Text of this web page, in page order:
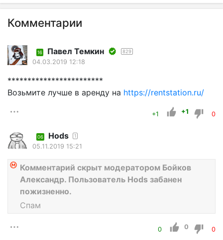
Комментарии
16 Павел Темкин 829
04.03.2019 12:18
************************
Возьмите лучше в аренду на https://rentstation.ru/
+1 +1 0
06 Hods 1
05.11.2019 15:21
Комментарий скрыт модератором Бойков
Александр. Пользователь Hods забанен
пожизненно.
Спам
0 0 0